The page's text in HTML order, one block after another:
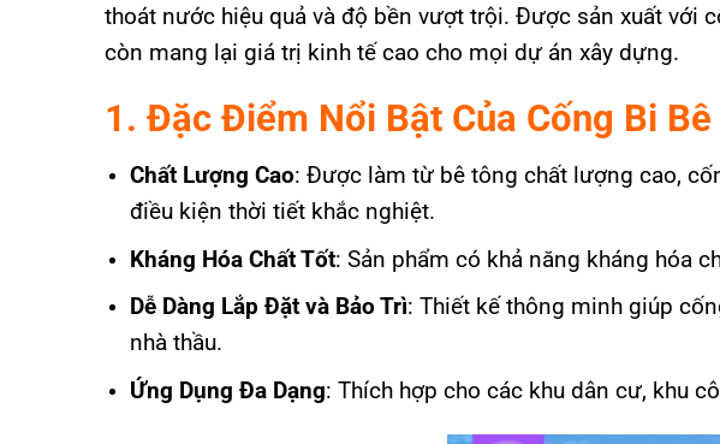
thoát nước hiệu quả và độ bền vượt trội. Được sản xuất với
còn mang lại giá trị kinh tế cao cho mọi dự án xây dựng.
1. Đặc Điểm Nổi Bật Của Cống Bi Bê
Chất Lượng Cao: Được làm từ bê tông chất lượng cao,
điều kiện thời tiết khắc nghiệt.
Kháng Hóa Chất Tốt: Sản phẩm có khả năng kháng hóa
Dễ Dàng Lắp Đặt và Bảo Trì: Thiết kế thông minh giúp
nhà thầu.
Ứng Dụng Đa Dạng: Thích hợp cho các khu dân cư, khu